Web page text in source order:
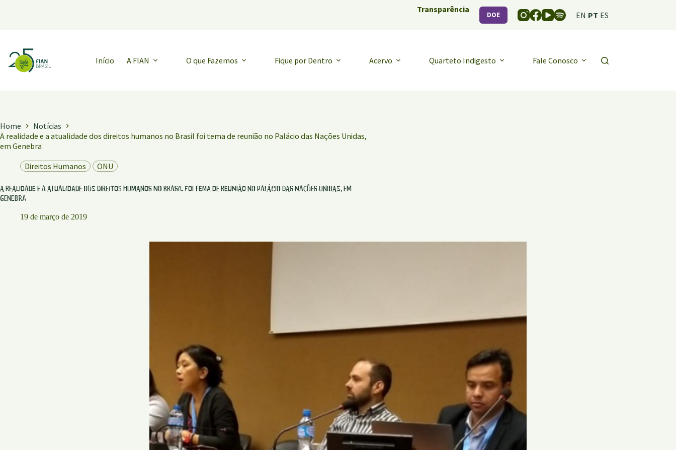
Transparência
DOE EN PT ES
Início A FIAN O que Fazemos Fique por Dentro Acervo Quarteto Indigesto Fale Conosco
Home
Notícias
A realidade e a atualidade dos direitos humanos no Brasil foi tema de reunião no Palácio das Nações Unidas,
em Genebra
Direitos Humanos
ONU
A realidade e a atualidade dos direitos humanos no Brasil foi tema de reunião no Palácio das Nações Unidas, em
Genebra
19 de março de 2019